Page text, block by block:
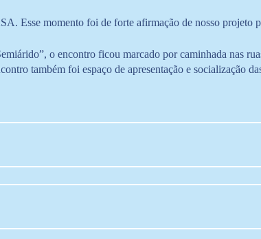
Esse momento foi de forte afirmação de nosso
o encontro ficou marcado por caminhada nas
também foi espaço de apresentação e socialização